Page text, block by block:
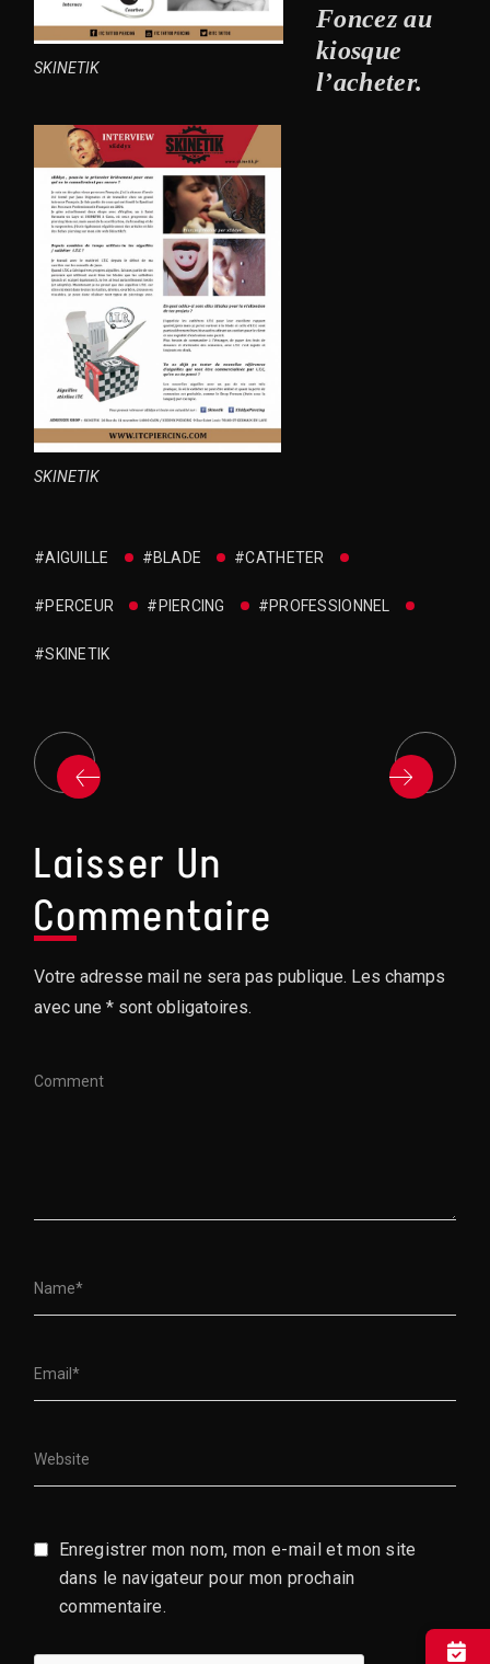
SKINETIK
SKINETIK
Foncez au
kiosque
l’acheter.
#AIGUILLE #BLADE #CATHETER
#PERCEUR #PIERCING #PROFESSIONNEL
#SKINETIK
Laisser Un
Commentaire
Votre adresse mail ne sera pas publique. Les champs
avec une * sont obligatoires.
Enregistrer mon nom, mon e-mail et mon site
dans le navigateur pour mon prochain
commentaire.